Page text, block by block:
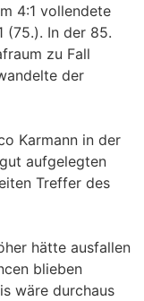
4:1 vollendete
(75.). In der 85.
zu Fall
der
Karmann in der
aufgelegten
Treffer des
hätte ausfallen
blieben
wäre durchaus